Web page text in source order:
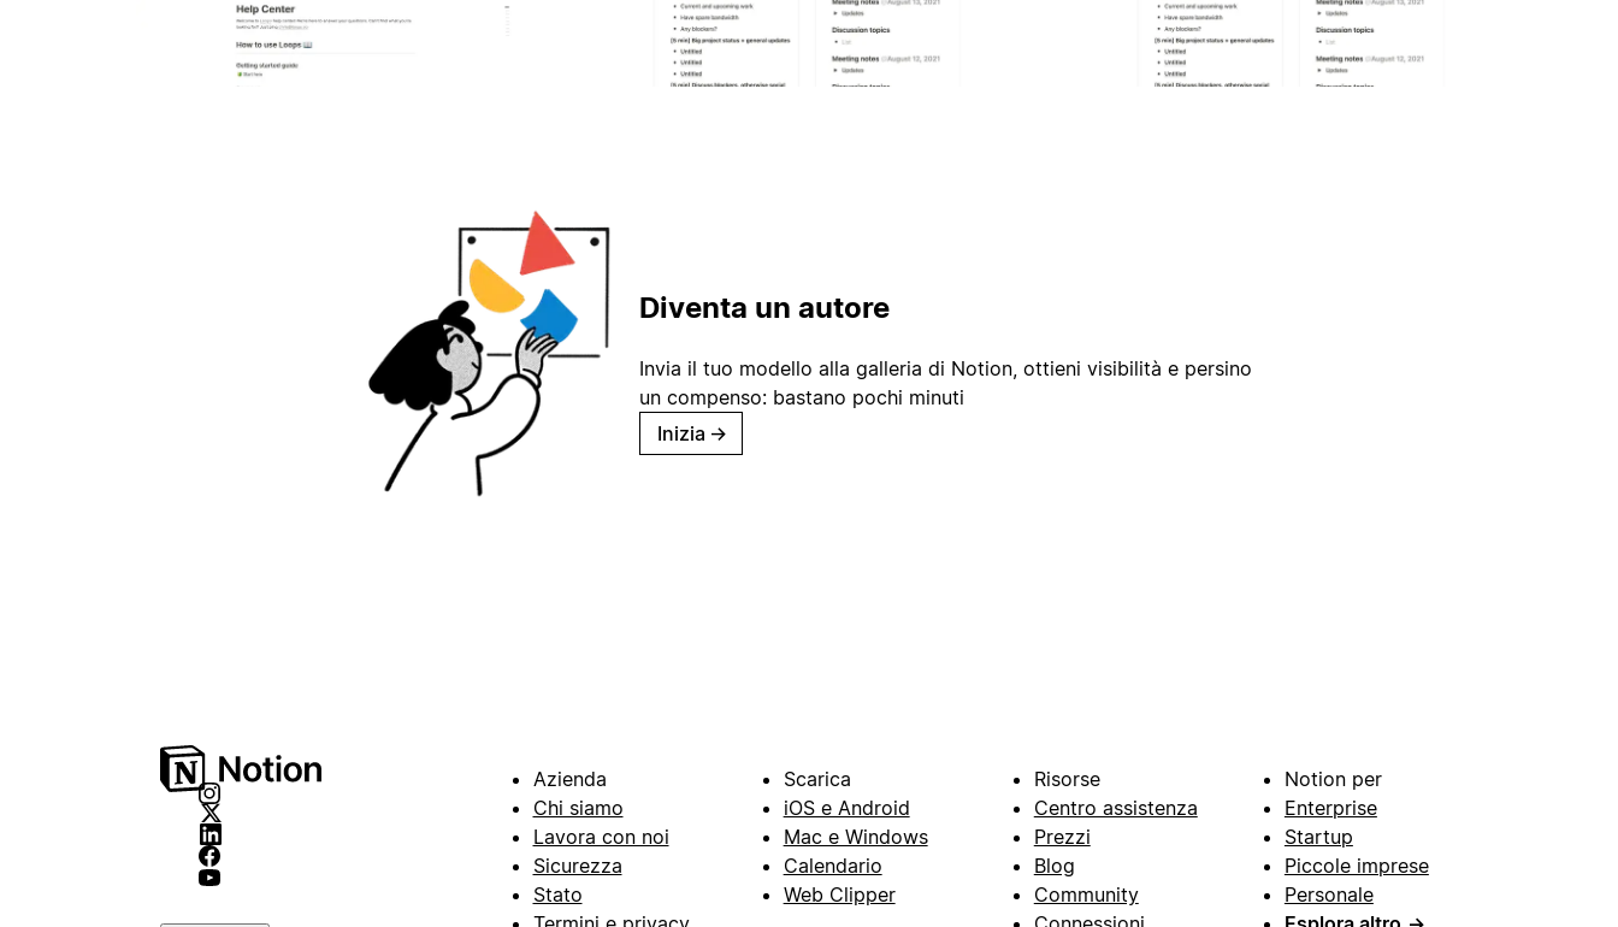
Diventa un autore
Invia il tuo modello alla galleria di Notion, ottieni visibilità e persino
un compenso: bastano pochi minuti
Inizia →
Azienda
Chi siamo
Lavora con noi
Sicurezza
Stato
Scarica
iOS e Android
Mac e Windows
Calendario
Web Clipper
Risorse
Centro assistenza
Prezzi
Blog
Community
Notion per
Enterprise
Startup
Piccole imprese
Personale